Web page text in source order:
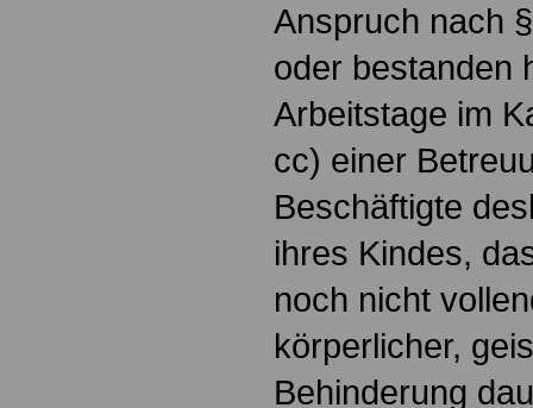
Anspruch nach
oder bestanden
Arbeitstage im
cc) einer
Beschäftigte
ihres Kindes,
noch nicht
körperlicher,
Behinderung